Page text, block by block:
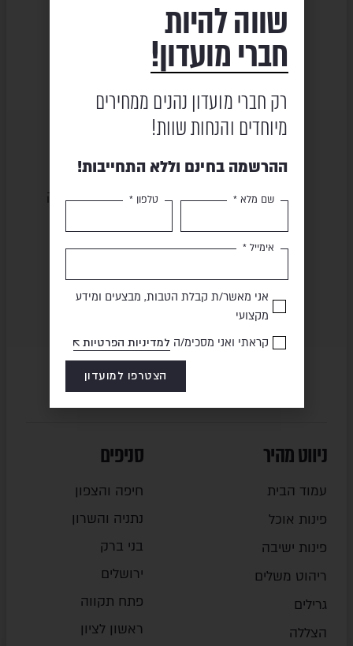
732
₪590
שירות ומקצועיות מוצרים באיכות גבוהה
ניווט מהיר
עמוד הבית
פינות אוכל
פינות ישיבה
ריהוט משלים
גרילים
הצללה
סניפים
חיפה והצפון
נתניה והשרון
בני ברק
ירושלים
פתח תקווה
ראשון לציון
שווה להיות
חברי מועדון!
רק חברי מועדון נהנים ממחירים
מיוחדים והנחות שוות!
ההרשמה בחינם וללא התחייבות!
שם מלא * טלפון *
אימייל *
אני מאשר/ת קבלת הטבות, מבצעים ומידע
מקצועי
קראתי ואני מסכימ/הלמדיניות הפרטיות
הצטרפו למועדון